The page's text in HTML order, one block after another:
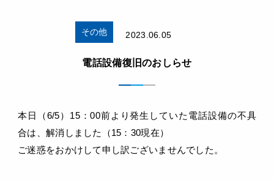
その他 2023.06.05
電話設備復旧のおしらせ
本日（6/5）15：00前より発生していた電話設備の不具
合は、解消しました（15：30現在）
ご迷惑をおかけして申し訳ございませんでした。